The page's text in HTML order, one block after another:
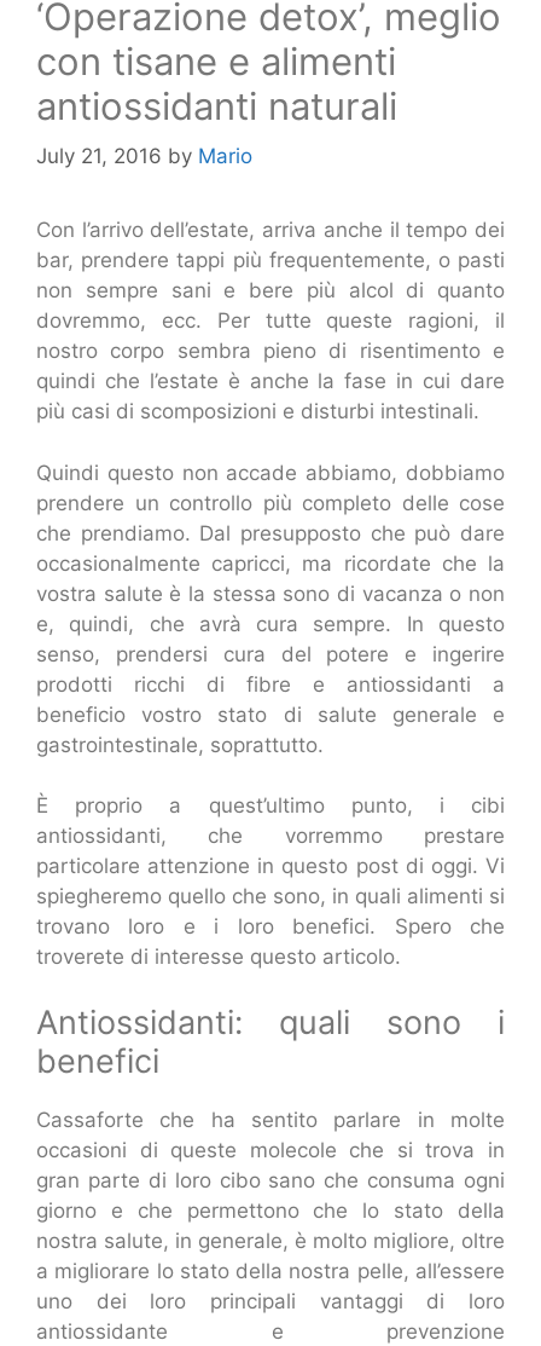
‘Operazione detox’, meglio
con tisane e alimenti
antiossidanti naturali
July 21, 2016 by Mario
Con l’arrivo dell’estate, arriva anche il tempo dei
bar, prendere tappi più frequentemente, o pasti
non sempre sani e bere più alcol di quanto
dovremmo, ecc. Per tutte queste ragioni, il
nostro corpo sembra pieno di risentimento e
quindi che l’estate è anche la fase in cui dare
più casi di scomposizioni e disturbi intestinali.
Quindi questo non accade abbiamo, dobbiamo
prendere un controllo più completo delle cose
che prendiamo. Dal presupposto che può dare
occasionalmente capricci, ma ricordate che la
vostra salute è la stessa sono di vacanza o non
e, quindi, che avrà cura sempre. In questo
senso, prendersi cura del potere e ingerire
prodotti ricchi di fibre e antiossidanti a
beneficio vostro stato di salute generale e
gastrointestinale, soprattutto.
È proprio a quest’ultimo punto, i cibi
antiossidanti, che vorremmo prestare
particolare attenzione in questo post di oggi. Vi
spiegheremo quello che sono, in quali alimenti si
trovano loro e i loro benefici. Spero che
troverete di interesse questo articolo.
Antiossidanti: quali sono i
benefici
Cassaforte che ha sentito parlare in molte
occasioni di queste molecole che si trova in
gran parte di loro cibo sano che consuma ogni
giorno e che permettono che lo stato della
nostra salute, in generale, è molto migliore, oltre
a migliorare lo stato della nostra pelle, all’essere
uno dei loro principali vantaggi di loro
antiossidante e prevenzione